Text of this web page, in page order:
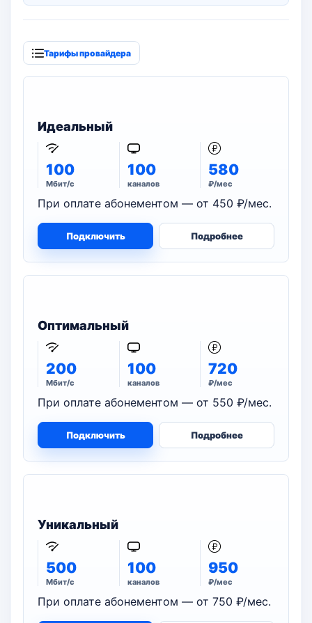
Тарифы провайдера
Идеальный
100
Мбит/с
100
каналов
580
₽/мес
При оплате абонементом — от 450 ₽/мес.
Подключить Подробнее
Оптимальный
200
Мбит/с
100
каналов
720
₽/мес
При оплате абонементом — от 550 ₽/мес.
Подключить Подробнее
Уникальный
500
Мбит/с
100
каналов
950
₽/мес
При оплате абонементом — от 750 ₽/мес.